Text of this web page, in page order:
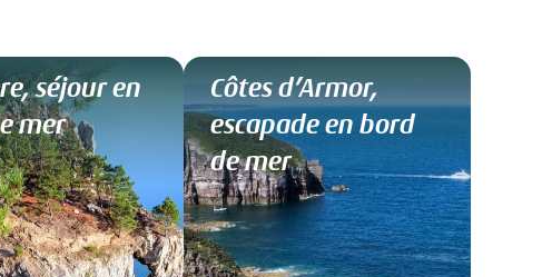
séjour en
mer
Côtes d’Armor,
escapade en bord
de mer